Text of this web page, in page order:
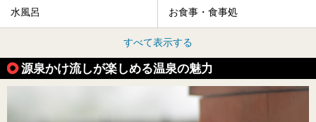
水風呂 お食事・食事処
すべて表示する
源泉かけ流しが楽しめる温泉の魅力